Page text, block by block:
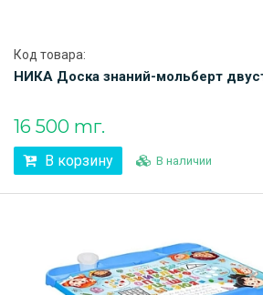
Код товара:
НИКА Доска знаний-мольберт
16 500 тг.
В корзину В наличии